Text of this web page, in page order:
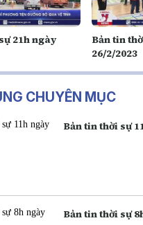
21h ngày
Bản tin
26/2/2023
CHUYÊN MỤC
Bản tin thời sự
Bản tin thời sự